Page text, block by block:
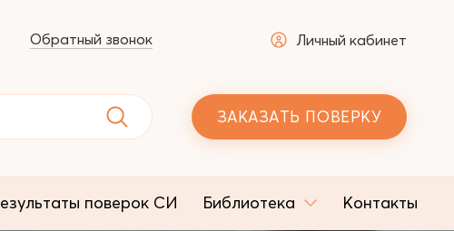
Обратный звонок Личный кабинет
ЗАКАЗАТЬ ПОВЕРКУ
поверок СИ Библиотека Контакты